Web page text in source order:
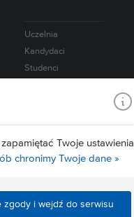
Uczelnia
Kandydaci
Studenci
Twoje ustawienia
chronimy Twoje dane »
zgody i wejdź do serwisu